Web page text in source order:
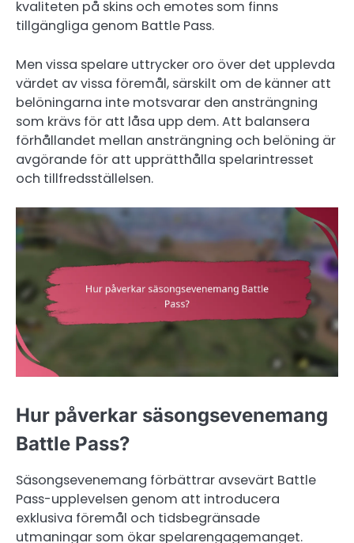
kvaliteten på skins och emotes som finns
tillgängliga genom Battle Pass.
Men vissa spelare uttrycker oro över det upplevda
värdet av vissa föremål, särskilt om de känner att
belöningarna inte motsvarar den ansträngning
som krävs för att låsa upp dem. Att balansera
förhållandet mellan ansträngning och belöning är
avgörande för att upprätthålla spelarintresset
och tillfredsställelsen.
Hur påverkar säsongsevenemang
Battle Pass?
Säsongsevenemang förbättrar avsevärt Battle
Pass-upplevelsen genom att introducera
exklusiva föremål och tidsbegränsade
utmaningar som ökar spelarengagemanget.